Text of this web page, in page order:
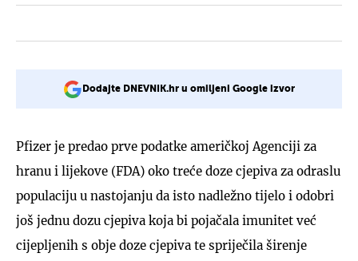
Dodajte DNEVNIK.hr u omiljeni Google izvor
Pfizer je predao prve podatke američkoj Agenciji za
hranu i lijekove (FDA) oko treće doze cjepiva za odraslu
populaciju u nastojanju da isto nadležno tijelo i odobri
još jednu dozu cjepiva koja bi pojačala imunitet već
cijepljenih s obje doze cjepiva te spriječila širenje